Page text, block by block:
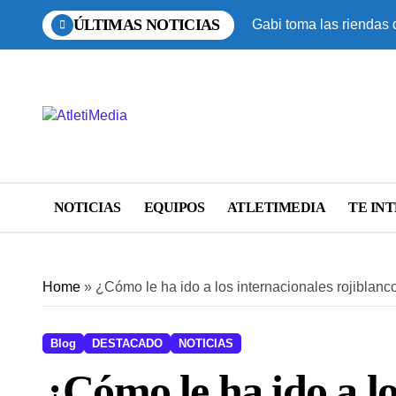
contenido
ÚLTIMAS NOTICIAS Gabi toma las riendas
NOTICIAS EQUIPOS ATLETIMEDIA TE
Home » ¿Cómo le ha ido a los internacionales
Blog DESTACADO NOTICIAS